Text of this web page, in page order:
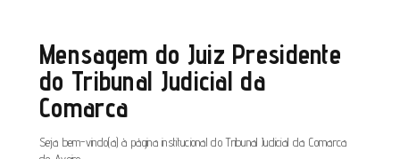
Mensagem do Juiz Presidente
do Tribunal Judicial da
Comarca
Seja bem-vindo(a) à página institucional do Tribunal Judicial da Comarca